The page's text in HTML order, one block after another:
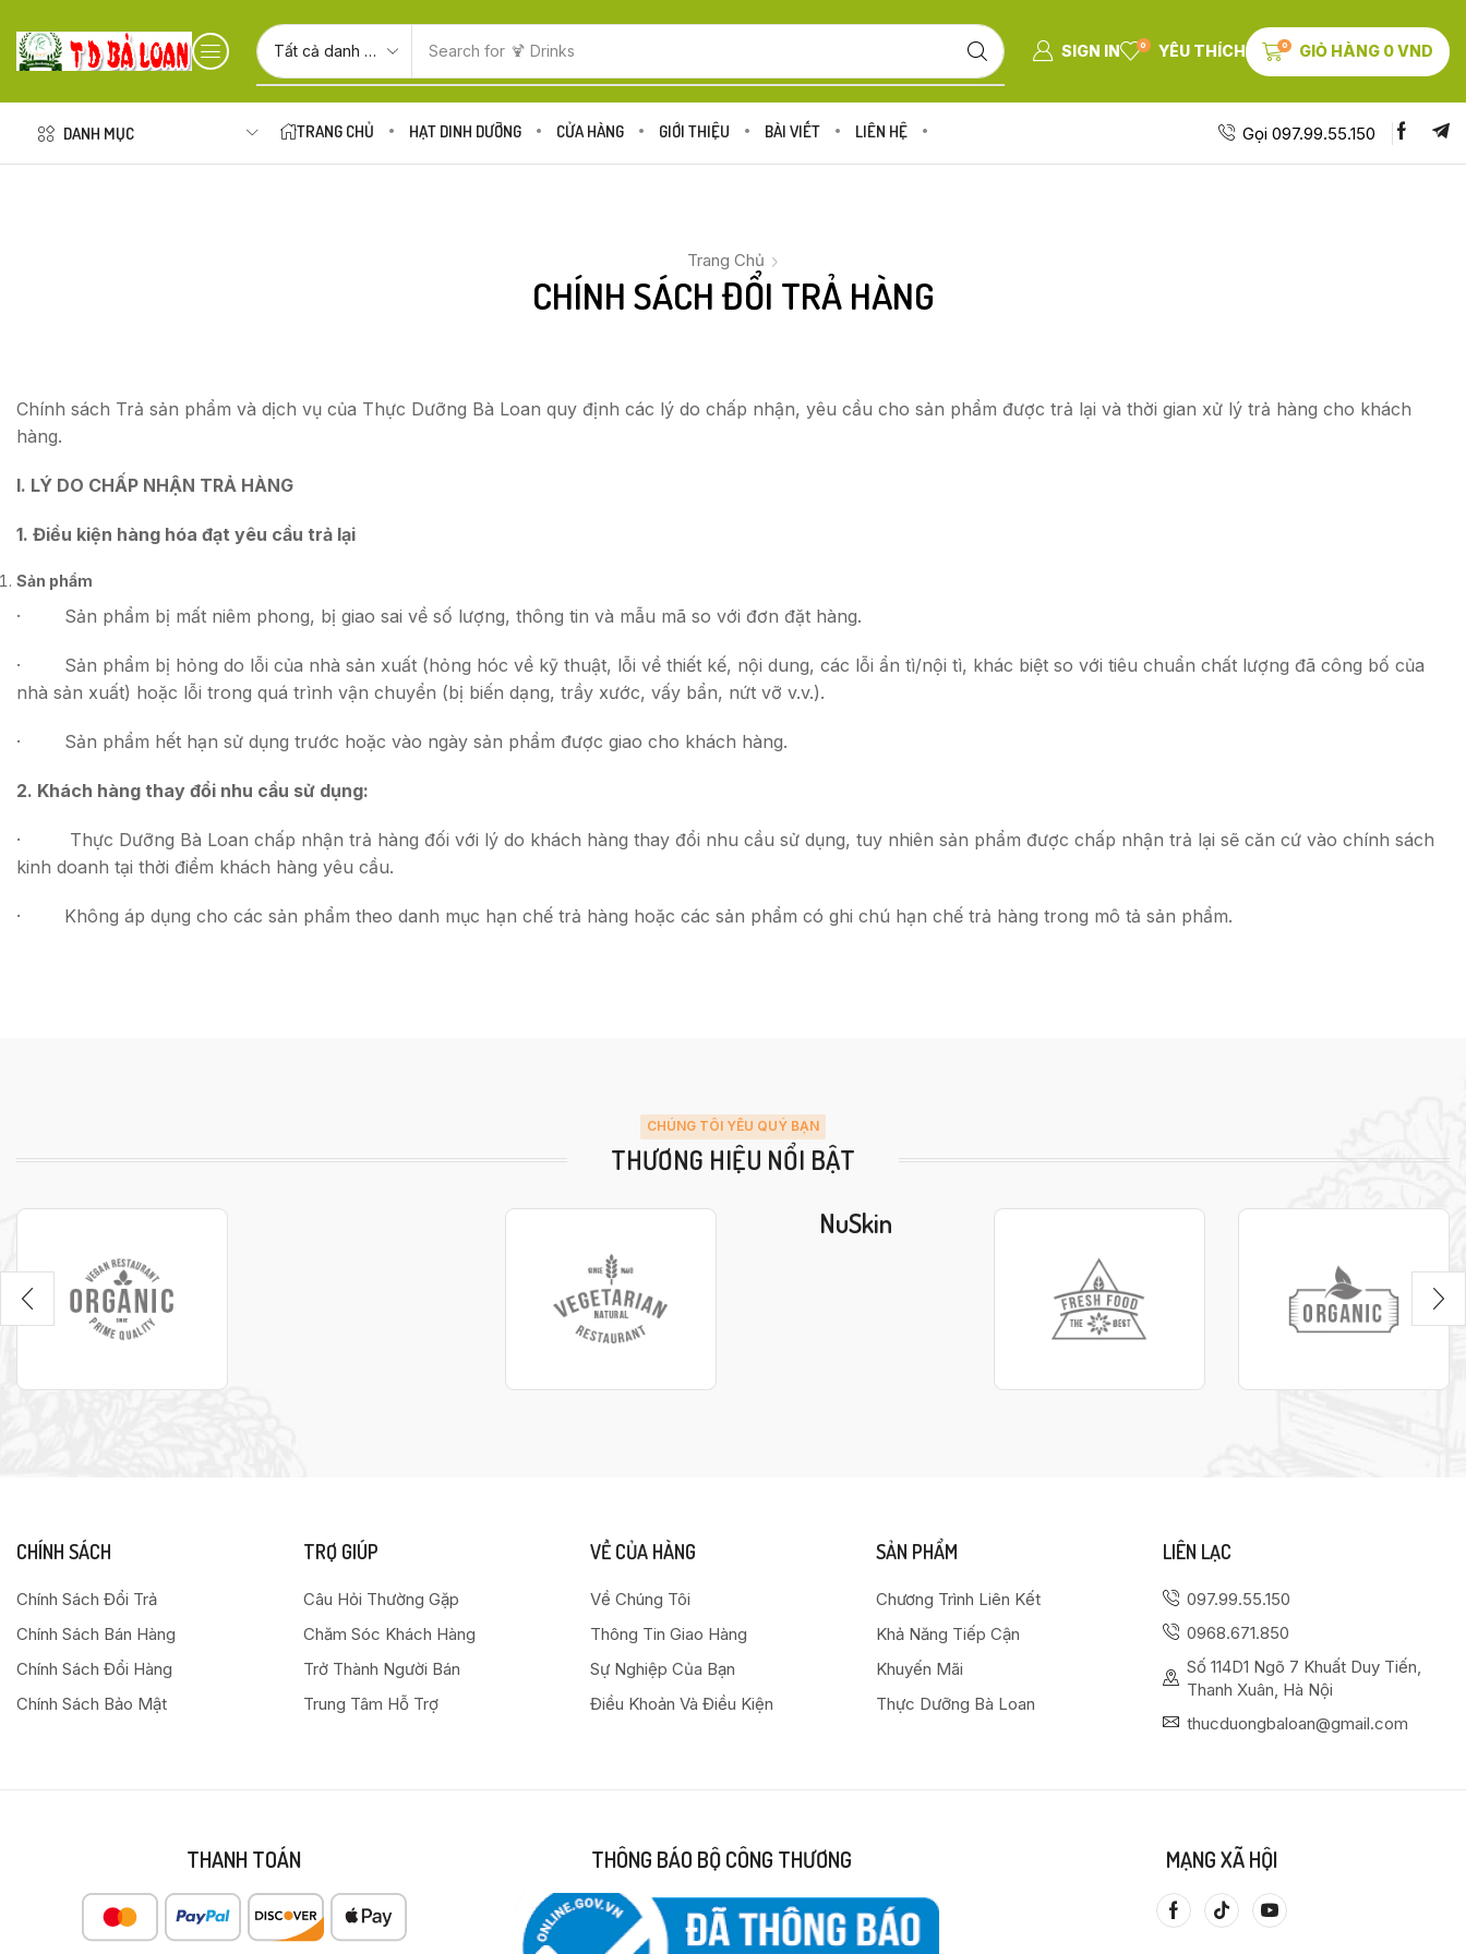
Search for 🍹 Drinks SIGN IN 0 YÊU THÍCH 0 GIỎ HÀNG 0VND
DANH MỤC TRANG CHỦ HẠT DINH DƯỠNG CỬA HÀNG GIỚI THIỆU BÀI VIẾT LIÊN HỆ Gọi 097.99.55.150
Trang Chủ
CHÍNH SÁCH ĐỔI TRẢ HÀNG
Chính sách Trả sản phẩm và dịch vụ của Thực Dưỡng Bà Loan quy định các lý do chấp nhận, yêu cầu cho sản phẩm được trả lại và thời gian xử lý trả hàng cho khách
hàng.
I. LÝ DO CHẤP NHẬN TRẢ HÀNG
1. Điều kiện hàng hóa đạt yêu cầu trả lại
Sản phẩm
· Sản phẩm bị mất niêm phong, bị giao sai về số lượng, thông tin và mẫu mã so với đơn đặt hàng.
· Sản phẩm bị hỏng do lỗi của nhà sản xuất (hỏng hóc về kỹ thuật, lỗi về thiết kế, nội dung, các lỗi ẩn tì/nội tì, khác biệt so với tiêu chuẩn chất lượng đã công bố của
nhà sản xuất) hoặc lỗi trong quá trình vận chuyển (bị biến dạng, trầy xước, vấy bẩn, nứt vỡ v.v.).
· Sản phẩm hết hạn sử dụng trước hoặc vào ngày sản phẩm được giao cho khách hàng.
2. Khách hàng thay đổi nhu cầu sử dụng:
· Thực Dưỡng Bà Loan chấp nhận trả hàng đối với lý do khách hàng thay đổi nhu cầu sử dụng, tuy nhiên sản phẩm được chấp nhận trả lại sẽ căn cứ vào chính sách
kinh doanh tại thời điểm khách hàng yêu cầu.
· Không áp dụng cho các sản phẩm theo danh mục hạn chế trả hàng hoặc các sản phẩm có ghi chú hạn chế trả hàng trong mô tả sản phẩm.
CHÚNG TÔI YÊU QUÝ BẠN
THƯƠNG HIỆU NỔI BẬT
NuSkin
CHÍNH SÁCH
Chính Sách Đổi Trả
Chính Sách Bán Hàng
Chính Sách Đổi Hàng
Chính Sách Bảo Mật
TRỢ GIÚP
Câu Hỏi Thường Gặp
Chăm Sóc Khách Hàng
Trở Thành Người Bán
Trung Tâm Hỗ Trợ
VỀ CỦA HÀNG
Về Chúng Tôi
Thông Tin Giao Hàng
Sự Nghiệp Của Bạn
Điều Khoản Và Điều Kiện
SẢN PHẨM
Chương Trình Liên Kết
Khả Năng Tiếp Cận
Khuyến Mãi
Thực Dưỡng Bà Loan
LIÊN LẠC
097.99.55.150
0968.671.850
Số 114D1 Ngõ 7 Khuất Duy Tiến,
Thanh Xuân, Hà Nội
thucduongbaloan@gmail.com
THANH TOÁN THÔNG BÁO BỘ CÔNG THƯƠNG MẠNG XÃ HỘI